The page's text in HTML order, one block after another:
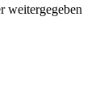
weitergegeben